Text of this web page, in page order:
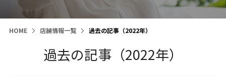
HOME 店舗情報一覧 過去の記事（2022年）
過去の記事（2022年）